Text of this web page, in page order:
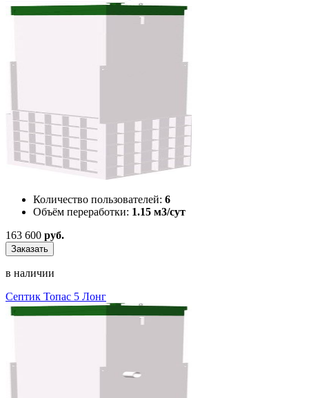
Количество пользователей: 6
Объём переработки: 1.15 м3/сут
163 600 руб.
Заказать
в наличии
Септик Топас 5 Лонг